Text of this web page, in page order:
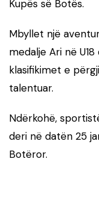
Kupës së Botës.
Mbyllet një
medalje Ari në
klasifikimet e
talentuar.
Ndërkohë,
deri në datën 25
Botëror.